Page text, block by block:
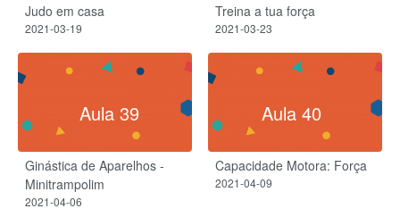
Judo em casa
2021-03-19
Treina a tua força
2021-03-23
Aula 39
Ginástica de Aparelhos -
Minitrampolim
2021-04-06
Aula 40
Capacidade Motora: Força
2021-04-09